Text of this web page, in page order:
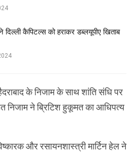
दिल्ली कैपिटल्स को हराकर डब्लयूपीए खिताब
के निजाम के साथ शांति संधि पर
निजाम ने ब्रिटिश हुकूमत का आधिपत्य
और रसायनशास्त्री मार्टिन हेल ने